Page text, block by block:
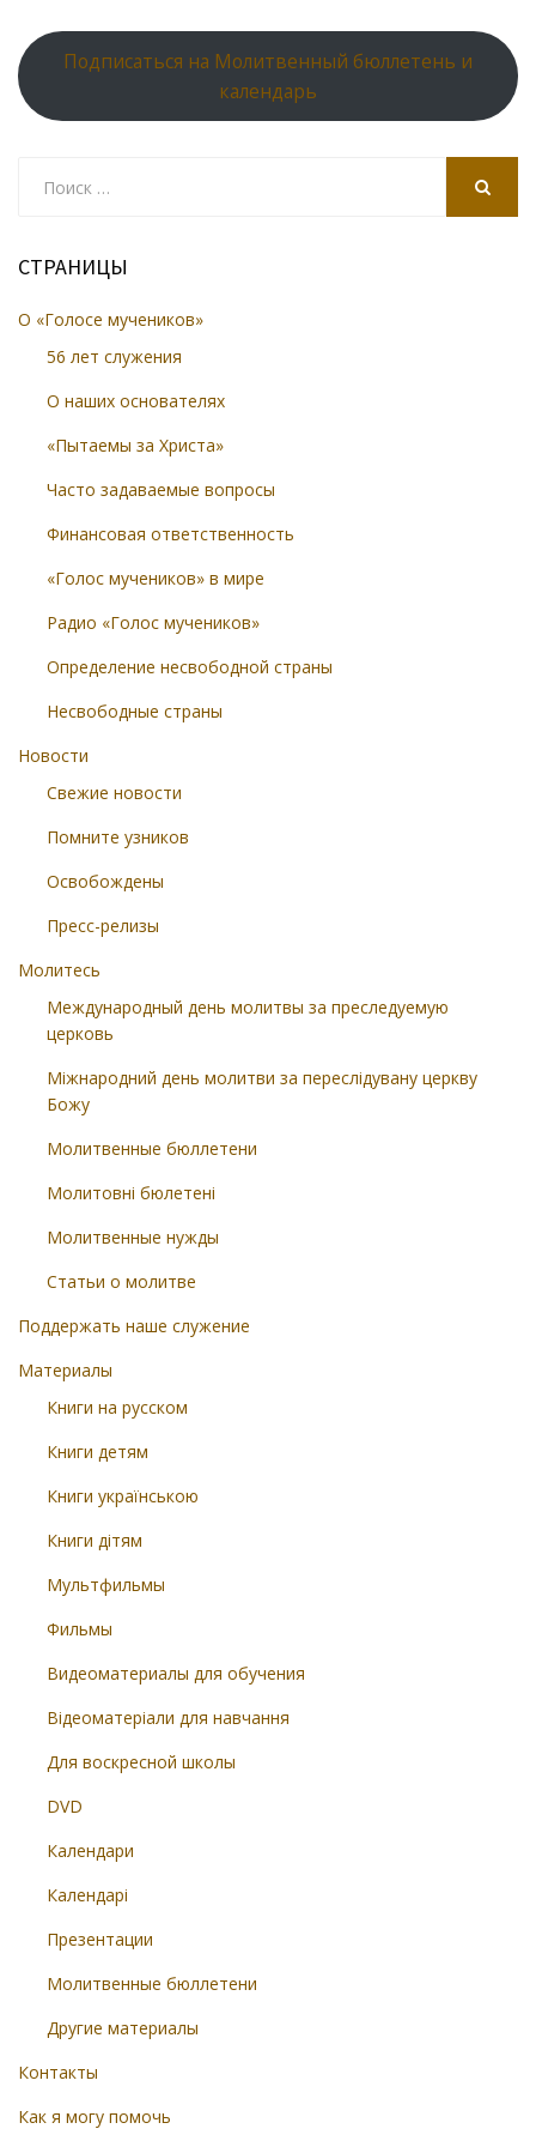
Подписаться на Молитвенный бюллетень и
календарь
СТРАНИЦЫ
О «Голосе мучеников»
56 лет служения
О наших основателях
«Пытаемы за Христа»
Часто задаваемые вопросы
Финансовая ответственность
«Голос мучеников» в мире
Радио «Голос мучеников»
Определение несвободной страны
Несвободные страны
Новости
Свежие новости
Помните узников
Освобождены
Пресс-релизы
Молитесь
Международный день молитвы за преследуемую
церковь
Міжнародний день молитви за переслідувану церкву
Божу
Молитвенные бюллетени
Молитовні бюлетені
Молитвенные нужды
Статьи о молитве
Поддержать наше служение
Материалы
Книги на русском
Книги детям
Книги українською
Книги дітям
Мультфильмы
Фильмы
Видеоматериалы для обучения
Відеоматеріали для навчання
Для воскресной школы
DVD
Календари
Календарі
Презентации
Молитвенные бюллетени
Другие материалы
Контакты
Как я могу помочь